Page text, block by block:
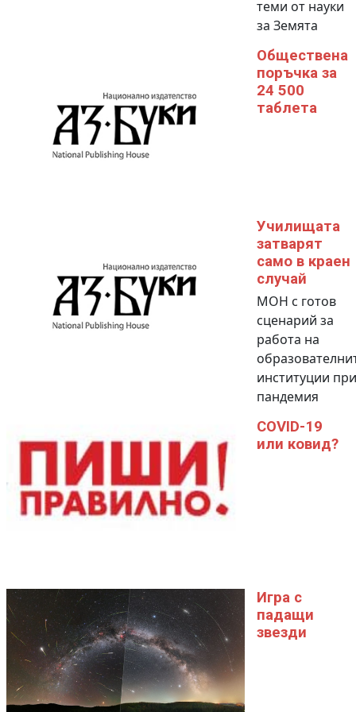
теми от науки
за Земята
Обществена
поръчка за
24 500
таблета
Училищата
затварят
само в краен
случай
МОН с готов
сценарий за
работа на
институции при
пандемия
COVID-19
или ковид?
Игра с
падащи
звезди